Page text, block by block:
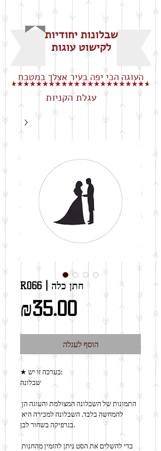
שבלונות יחודיות
לקישוט עוגות
העוגה הכי יפה בעיר אצלך במטבח
עגלת הקניות
R066 | חתן כלה
₪35.00מחיר
הוסף לעגלה
★ בערכה זו יש:
שבלונה
בגרפיקה בשחור לבן.